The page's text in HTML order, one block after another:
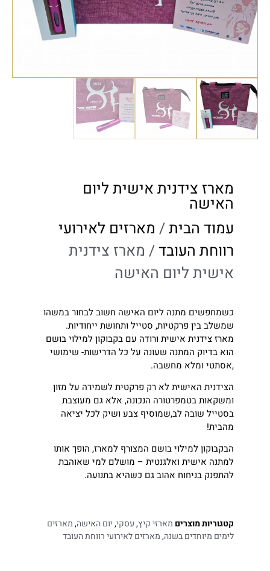
מארז צידנית אישית ליום
האישה
עמוד הבית/ מארזים לאירועי
רווחת העובד/ מארז צידנית
אישית ליום האישה
כשמחפשים מתנה ליום האישה חשוב לבחור במשהו
שמשלב בין פרקטיות, סטייל ותחושת ייחודיות.
מארז צידנית אישית ורודה עם בקבוקון למילוי בושם
הוא בדיוק המתנה שעונה על כל הדרישות- שימושי
,אסתטי ומלא מחשבה.
הצידנית האישית לא רק פרקטית לשמירה על מזון
ומשקאות בטמפרטורה הנכונה, אלא גם מעוצבת
בסטייל שובה לב,שמוסיף צבע ושיק לכל יציאה
מהבית!
הבקבוקון למילוי בושם המצורף למארז, הופך אותו
למתנה אישית ואלגנטית – מושלם למי שאוהבת
להתפנק בניחוח אהוב גם כשהיא בתנועה.
קטגוריות מוצרים מארזי קיץ,עסקי,יום האישה,מארזים
לימים מיוחדים בשנה,מארזים לאירועי רווחת העובד